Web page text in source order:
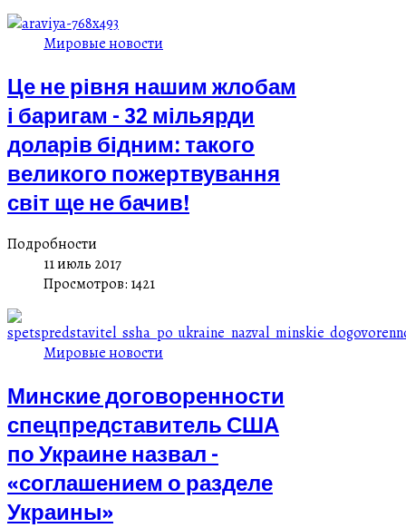
Мировые новости
Це не рівня нашим жлобам
і баригам - 32 мільярди
доларів бідним: такого
великого пожертвування
світ ще не бачив!
Подробности
11 июль 2017
Просмотров: 1421
Мировые новости
Минские договоренности
спецпредставитель США
по Украине назвал -
«соглашением о разделе
Украины»